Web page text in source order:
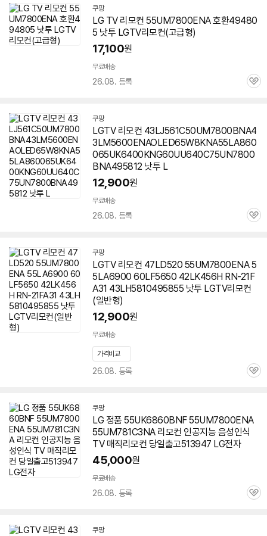
쿠팡
LG TV 리모컨 55UM7800ENA호환49480
5 낫투 LGTV리모컨(고급형)
17,100원
무료배송
26.08. 등록
관
쿠팡
LGTV 리모컨 43LJ561C50UM7800BNA4
3LM5600ENAOLED65W8KNA55LA860
065UK6400KNG60UU640C75UN7800
BNA495812 낫투 L
12,900원
무료배송
26.08. 등록
관
쿠팡
LGTV 리모컨 47LD520 55UM7800ENA5
5LA6900 60LF5650 42LK456H RN-21F
A31 43LH5810495855 낫투 LGTV리모컨
(일반형)
12,900원
무료배송
가격비교
26.08. 등록
관
쿠팡
LG 정품 55UK6860BNF55UM7800ENA
55UM781C3NA 리모컨 인공지능 음성인식
TV 매직리모컨 당일출고513947 LG전자
45,000원
무료배송
26.08. 등록
관
쿠팡
세부정보 열기/접기